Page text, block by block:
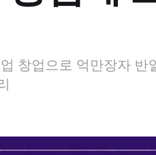
창업으로 억만장자 반